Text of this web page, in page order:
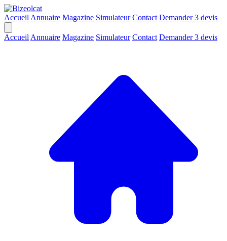
Accueil Annuaire Magazine Simulateur Contact Demander 3 devis
Accueil Annuaire Magazine Simulateur Contact Demander 3 devis